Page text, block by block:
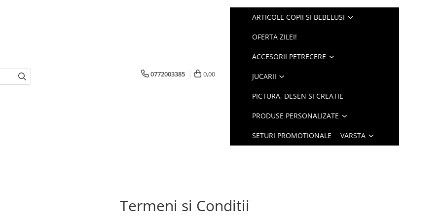
0772003385 0,00
ARTICOLE COPII SI BEBELUSI
OFERTA ZILEI!
ACCESORII PETRECERE
JUCARII
PICTURA, DESEN SI CREATIE
PRODUSE PERSONALIZATE
SETURI PROMOTIONALE VARSTA
Termeni si Conditii